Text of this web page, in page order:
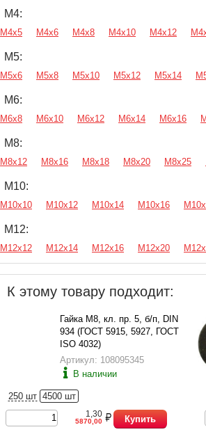
М4:
М4х5 М4х6 М4х8 М4х10 М4х12
М5:
М5х6 М5х8 М5х10 М5х12 М5х14
М6:
М6х8 М6х10 М6х12 М6х14 М6х16
М8:
М8х12 М8х16 М8х18 М8х20 М8х25
М10:
М10х10 М10х12 М10х14 М10х16
М12:
М12х12 М12х14 М12х16 М12х20
К этому товару подходит:
Гайка М8, кл. пр. 5, б/п, DIN
934 (ГОСТ 5915, 5927, ГОСТ
ISO 4032)
Артикул: 108095345
В наличии
250 шт 4500 шт
1,30
5870,00 Купить